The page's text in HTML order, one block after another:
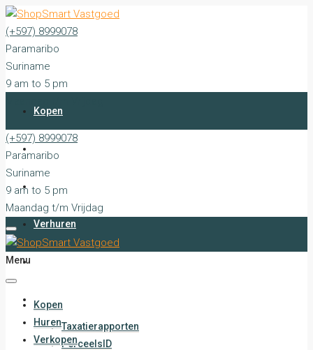
(+597) 8999078
Paramaribo
Suriname
9 am to 5 pm
Kopen
Verkopen
Verhuren
Diensten
Taxatierapporten
PerceelsID
(+597) 8999078
Paramaribo
Suriname
9 am to 5 pm
Maandag t/m Vrijdag
Menu
Kopen
Huren
Verkopen